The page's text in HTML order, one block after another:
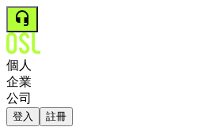
個人
企業
公司
登入 註冊